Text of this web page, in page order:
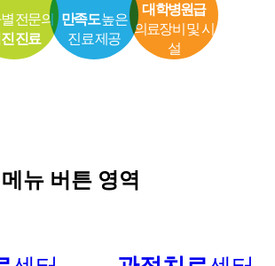
전문의
진료
만족도높은
진료 제공
대학병원급
의료장비 및 시
설
뉴 버튼 영역